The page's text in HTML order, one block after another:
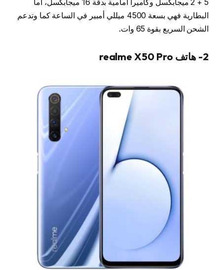
5 + 2 ميجابكسل وكاميرا أمامية بدقة 16 ميجابكسل، أما
البطارية فهي بسعة 4500 ميللي أمبير في الساعة كما وتدعم
الشحن السريع بقوة 65 وات.
2- هاتف realme X50 Pro